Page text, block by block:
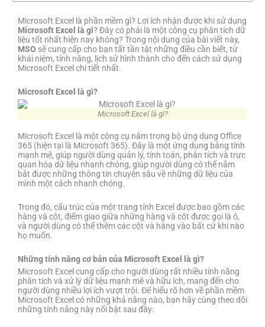
Microsoft Excel là phần mềm gì? Lợi ích nhận được khi sử dụng
Microsoft Excel là gì? Đây có phải là một công cụ phân tích dữ
liệu tốt nhất hiện nay không? Trong nội dung của bài viết này,
MSO sẽ cung cấp cho bạn tất tần tật những điều cần biết, từ
khái niệm, tính năng, lịch sử hình thành cho đến cách sử dụng
Microsoft Excel chi tiết nhất.
Microsoft Excel là gì?
Microsoft Excel là gì?
Microsoft Excel là một công cụ nằm trong bộ ứng dụng Office
365 (hiện tại là Microsoft 365). Đây là một ứng dụng bảng tính
mạnh mẽ, giúp người dùng quản lý, tính toán, phân tích và trực
quan hóa dữ liệu nhanh chóng, giúp người dùng có thể nắm
bắt được những thông tin chuyên sâu về những dữ liệu của
mình một cách nhanh chóng.
Trong đó, cấu trúc của một trang tính Excel được bao gồm các
hàng và cột, điểm giao giữa những hàng và cột được gọi là ô,
và người dùng có thể thêm các cột và hàng vào bất cứ khi nào
họ muốn.
Những tính năng cơ bản của Microsoft Excel là gì?
Microsoft Excel cung cấp cho người dùng rất nhiều tính năng
phân tích và xử lý dữ liệu mạnh mẽ và hữu ích, mang đến cho
người dùng nhiều lợi ích vượt trội. Để hiểu rõ hơn về phần mềm
Microsoft Excel có những khả năng nào, bạn hãy cùng theo dõi
những tính năng này nổi bật sau đây: